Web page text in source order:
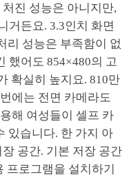
진 성능은 아니지만,
거든요. 3.3인치 화면
리 성능은 부족함이 없
했어도 854×480의 고
확실히 높지요. 810만
에는 전면 카메라도
해 여성들이 셀프 카
있습니다. 한 가지 아
공간. 기본 저장 공간
프로그램을 설치하기